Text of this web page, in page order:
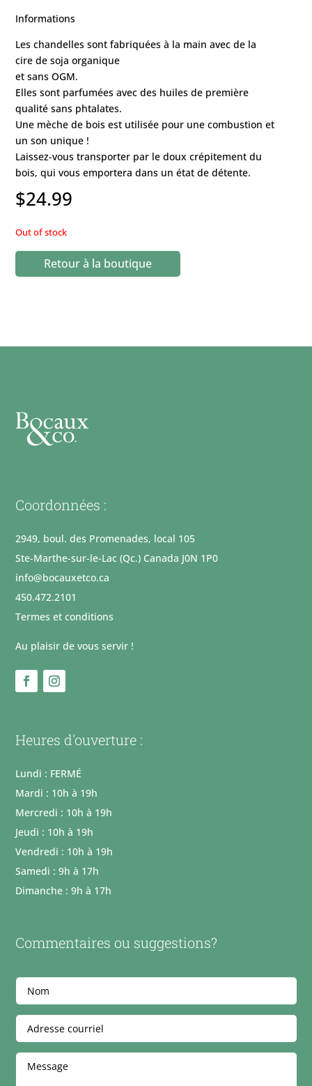
Informations
Les chandelles sont fabriquées à la main avec de la
cire de soja organique
et sans OGM.
Elles sont parfumées avec des huiles de première
qualité sans phtalates.
Une mèche de bois est utilisée pour une combustion et
un son unique !
Laissez-vous transporter par le doux crépitement du
bois, qui vous emportera dans un état de détente.
$24.99
Out of stock
Retour à la boutique
Coordonnées :
2949, boul. des Promenades, local 105
Ste-Marthe-sur-le-Lac (Qc.) Canada J0N 1P0
info@bocauxetco.ca
450.472.2101
Termes et conditions
Au plaisir de vous servir !
Heures d'ouverture :
Lundi : FERMÉ
Mardi : 10h à 19h
Mercredi : 10h à 19h
Jeudi : 10h à 19h
Vendredi : 10h à 19h
Samedi : 9h à 17h
Dimanche : 9h à 17h
Commentaires ou suggestions?